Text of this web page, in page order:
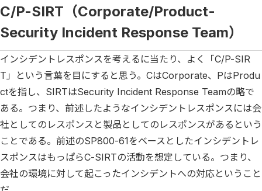
C/P-SIRT（Corporate/Product-
Security Incident Response Team）
インシデントレスポンスを考えるに当たり、よく「C/P-SIR
T」という言葉を目にすると思う。CはCorporate、PはProdu
ctを指し、SIRTはSecurity Incident Response Teamの略で
ある。つまり、前述したようなインシデントレスポンスには会
社としてのレスポンスと製品としてのレスポンスがあるという
ことである。前述のSP800-61をベースとしたインシデントレ
スポンスはもっぱらC-SIRTの活動を想定している。つまり、
会社の環境に対して起こったインシデントへの対応ということ